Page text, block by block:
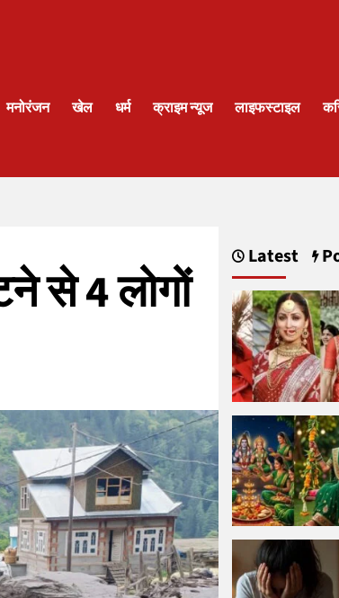
मनोरंजन खेल धर्म क्राइम न्यूज लाइफस्टाइल
से 4 लोगों
Latest